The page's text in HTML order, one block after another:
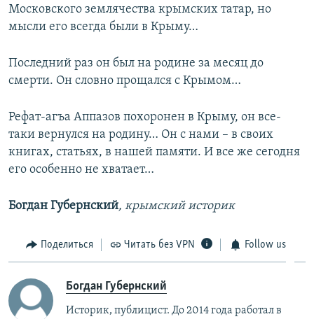
Московского землячества крымских татар, но
мысли его всегда были в Крыму…
Последний раз он был на родине за месяц до
смерти. Он словно прощался с Крымом…
Рефат-агъа Аппазов похоронен в Крыму, он все-
таки вернулся на родину… Он с нами – в своих
книгах, статьях, в нашей памяти. И все же сегодня
его особенно не хватает…
Богдан Губернский, крымский историк
Поделиться Читать без VPN Follow us
Богдан Губернский
Историк, публицист. До 2014 года работал в